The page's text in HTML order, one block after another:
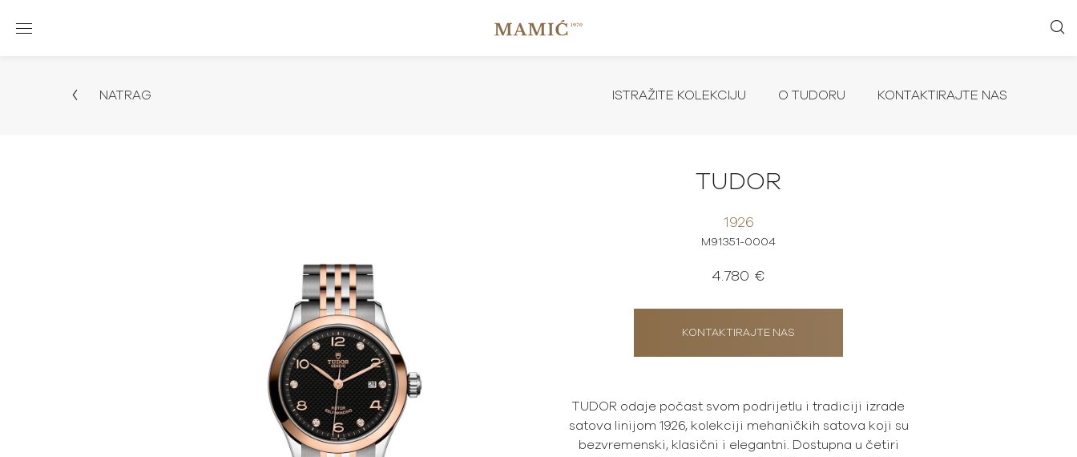
NATRAG ISTRAŽITE KOLEKCIJU O TUDORU KONTAKTIRAJTE NAS
TUDOR
1926
M91351-0004
4.780 €
KONTAKTIRAJTE NAS
TUDOR odaje počast svom podrijetlu i tradiciji izrade
satova linijom 1926, kolekciji mehaničkih satova koji su
bezvremenski, klasični i elegantni. Dostupna u četiri